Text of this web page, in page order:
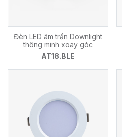
Đèn LED âm trần Downlight
thông minh xoay góc
AT18.BLE